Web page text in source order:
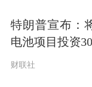
收盘下跌
昨日东阿
特朗普宣布：
电池项目投资
财联社